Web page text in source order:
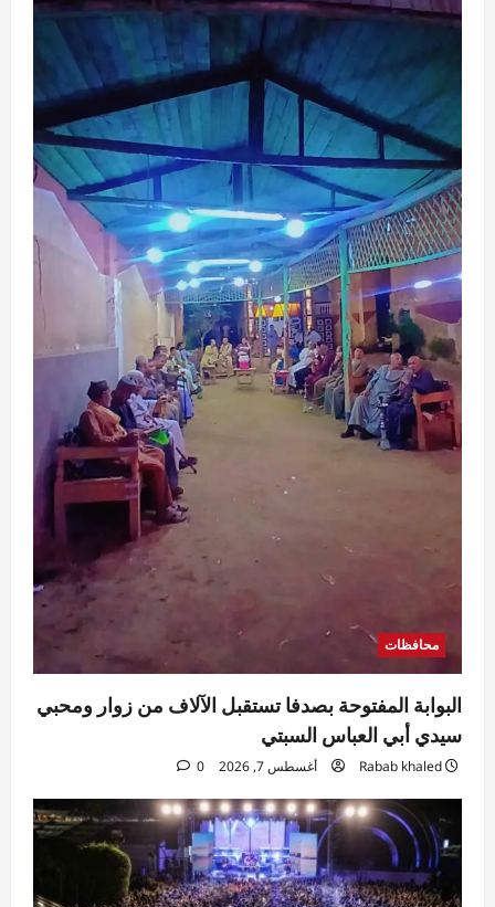
محافظ الدقهلية يستقبل مساعدي وزير العدل
في مستهل زيارة لافتتاح مكتب توثيق
بـ”صهرجت الصغرى” بأجا
Eman Sherif
أغسطس 6, 2026 0
محافظات
البوابة المفتوحة بصدفا تستقبل الآلاف من زوار ومحبي
سيدي أبي العباس السبتي
Rabab khaled أغسطس 7, 2026 0